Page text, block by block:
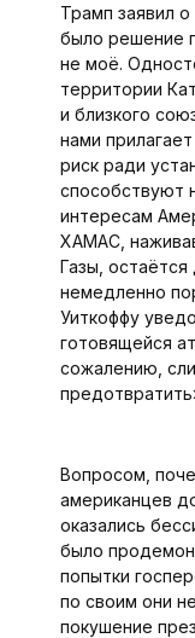
Трамп заявил
было решение
не моё.
территории
и близкого
нами
риск ради
способствуют
интересам
ХАМАС,
Газы,
немедленно
Уиткоффу
готовящейся
сожалению,
Вопросом,
американцев
оказались
было
попытки
по своим они
покушение